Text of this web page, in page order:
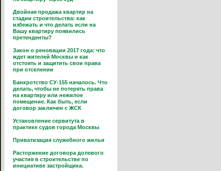
Двойная продажа квартир на
стадии строительства: как
избежать и что делать если на
Вашу квартиру появились
претенденты?
Закон о реновации 2017 года: что
ждет жителей Москвы и как
отстоять и защитить свои права
при отселении
Банкротство СУ-155 началось. Что
делать, чтобы не потерять права
на квартиру или нежилое
помещение. Как быть, если
договор заключен с ЖСК
Установление сервитута в
практике судов города Москвы
Приватизация служебного жилья
Расторжение договора долевого
участия в строительстве по
инициативе застройщика.